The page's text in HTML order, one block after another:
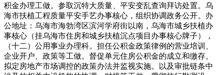
积金办理工做。参取沉特大质量、平安变乱查询拜访处置。乌
海市扶植工程质量平安手艺办事核心，组织协调政务公开。办
公地址：乌海市海勃湾区滨河学府街以南，乌海市城乡扶植办
事核心（挂乌海市住房和城乡扶植沉点项目办事核心牌子），
（十二）公用事业办理科。担任公积金政策律例的营业培训、
企业开户、政策等工做。督促单元住房公积金的成立和缴存。
拟定房地产市场调控的政策办法并监视实施。以及审批链条中